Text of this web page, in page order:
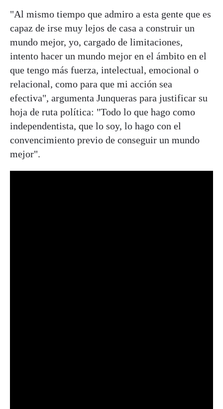
"Al mismo tiempo que admiro a esta gente que es
capaz de irse muy lejos de casa a construir un
mundo mejor, yo, cargado de limitaciones,
intento hacer un mundo mejor en el ámbito en el
que tengo más fuerza, intelectual, emocional o
relacional, como para que mi acción sea
efectiva", argumenta Junqueras para justificar su
hoja de ruta política: "Todo lo que hago como
independentista, que lo soy, lo hago con el
convencimiento previo de conseguir un mundo
mejor".